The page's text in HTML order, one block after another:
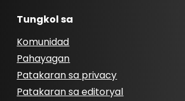
Tungkol sa
Komunidad
Pahayagan
Patakaran sa privacy
Patakaran sa editoryal